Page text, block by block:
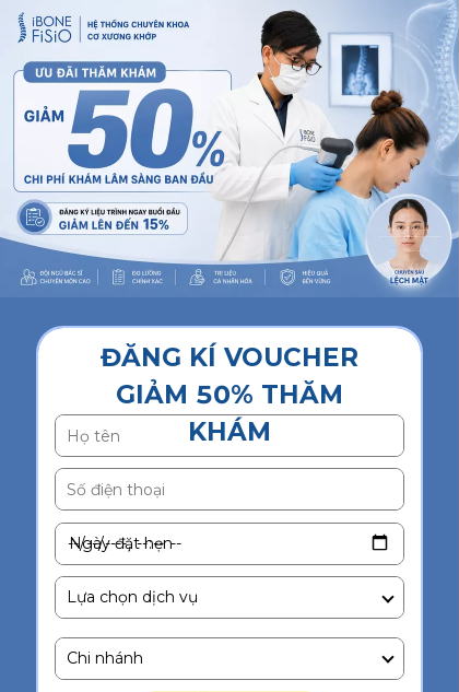
Ngày đặt hẹn
ĐĂNG KÍ VOUCHER
GIẢM 50% THĂM
KHÁM